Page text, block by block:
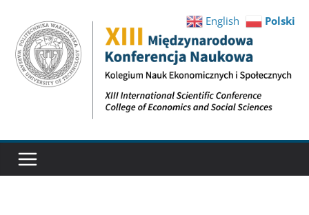
English Polski